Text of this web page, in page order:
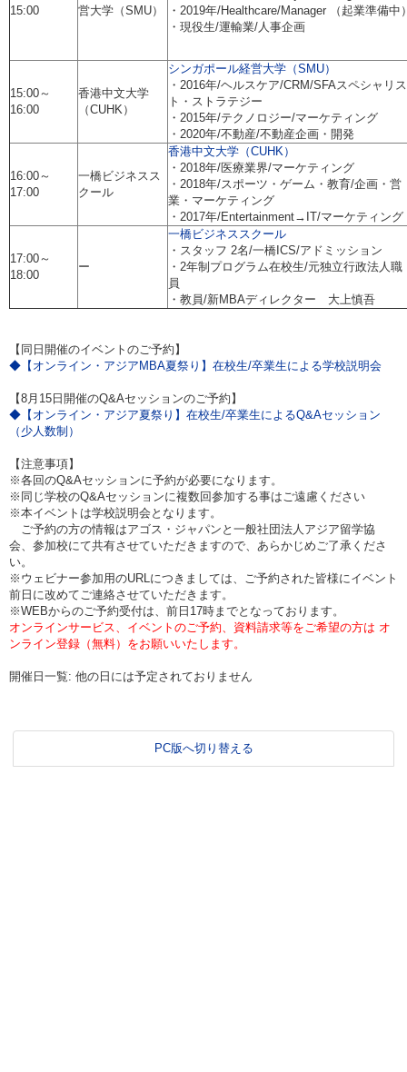
15:00
営大学（SMU）
・2019年/Healthcare/Manager （起業準備中
・現役生/運輸業/人事企画
15:00～
16:00
香港中文大学
（CUHK）
シンガポール経営大学（SMU）
・2016年/ヘルスケア/CRM/SFAスペシャリス
ト・ストラテジー
・2015年/テクノロジー/マーケティング
・2020年/不動産/不動産企画・開発
16:00～
17:00
一橋ビジネスス
クール
香港中文大学（CUHK）
・2018年/医療業界/マーケティング
・2018年/スポーツ・ゲーム・教育/企画・営
業・マーケティング
・2017年/Entertainment→IT/マーケティング
17:00～
18:00
ー
一橋ビジネススクール
・スタッフ 2名/一橋ICS/アドミッション
・2年制プログラム在校生/元独立行政法人職
員
・教員/新MBAディレクター 大上慎吾
【同日開催のイベントのご予約】
◆【オンライン・アジアMBA夏祭り】在校生/卒業生による学校説明会
【8月15日開催のQ&Aセッションのご予約】
◆【オンライン・アジア夏祭り】在校生/卒業生によるQ&Aセッション
（少人数制）
【注意事項】
※各回のQ&Aセッションに予約が必要になります。
※同じ学校のQ&Aセッションに複数回参加する事はご遠慮ください
※本イベントは学校説明会となります。
ご予約の方の情報はアゴス・ジャパンと一般社団法人アジア留学協
会、参加校にて共有させていただきますので、あらかじめご了承くださ
い。
※ウェビナー参加用のURLにつきましては、ご予約された皆様にイベント
前日に改めてご連絡させていただきます。
※WEBからのご予約受付は、前日17時までとなっております。
オンラインサービス、イベントのご予約、資料請求等をご希望の方は オ
ンライン登録（無料）をお願いいたします。
開催日一覧: 他の日には予定されておりません
PC版へ切り替える